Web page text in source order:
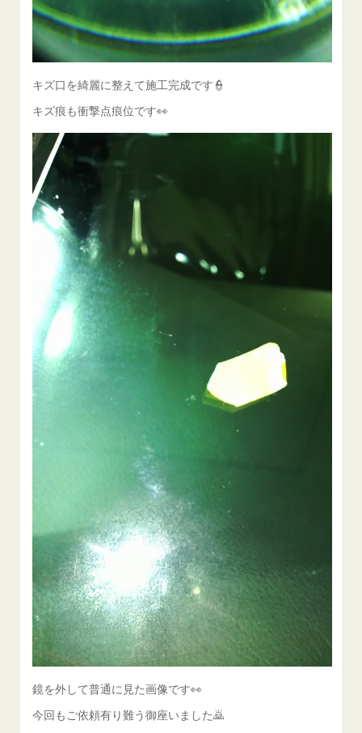
キズ口を綺麗に整えて施工完成です👮
キズ痕も衝撃点痕位です👀
鏡を外して普通に見た画像です👀
今回もご依頼有り難う御座いました🙇